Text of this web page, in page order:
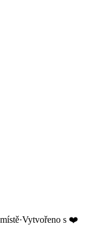
·Vytvořeno s ❤️